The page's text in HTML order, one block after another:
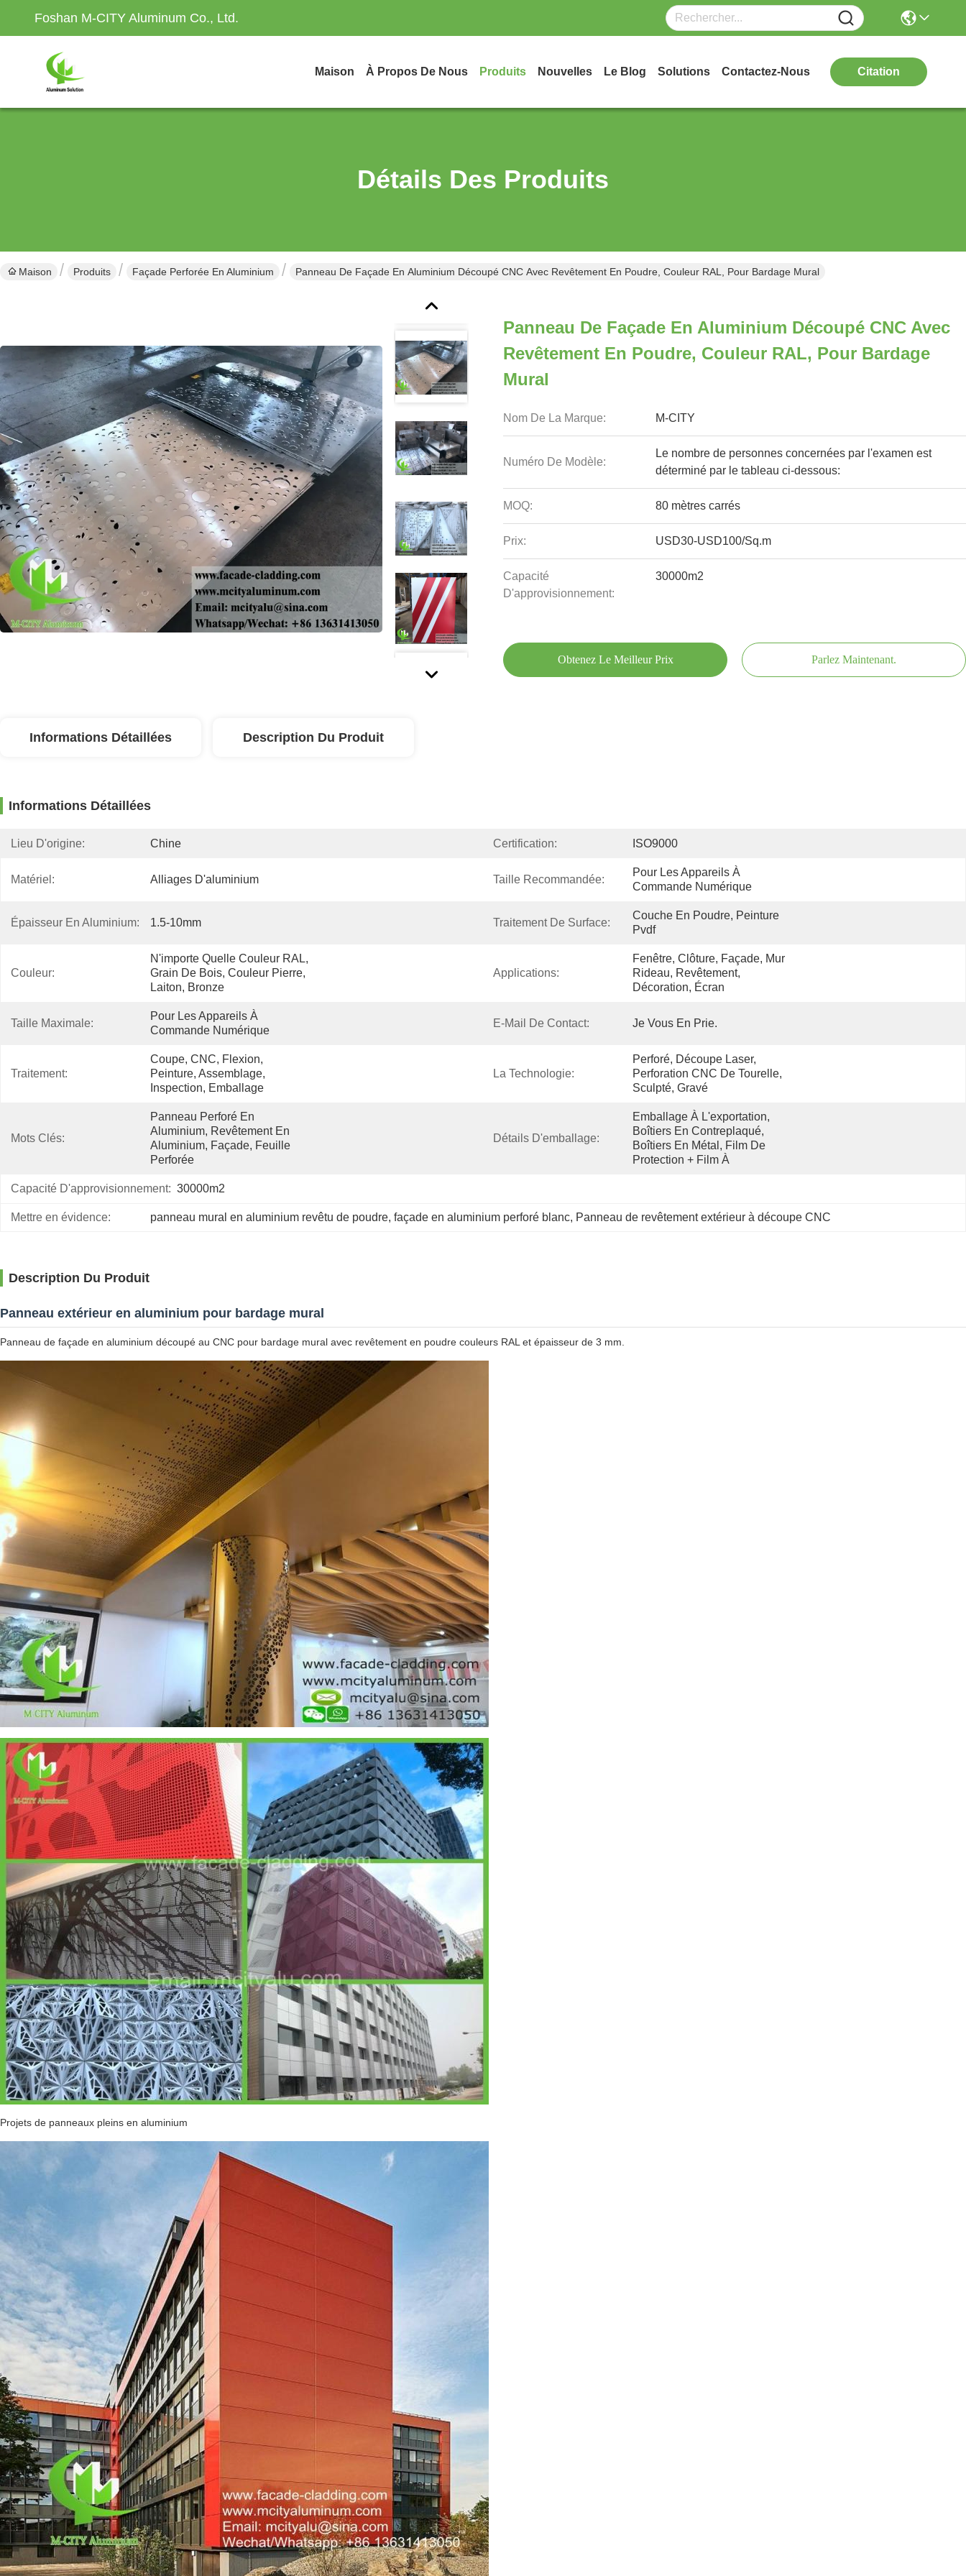
Foshan M-CITY Aluminum Co., Ltd.
Maison À Propos De Nous Produits Nouvelles Le Blog Solutions Contactez-Nous Citation
Détails Des Produits
Maison Produits Façade Perforée En Aluminium Panneau De Façade En Aluminium Découpé CNC Avec Revêtement En Poudre, Couleur RAL, Pour Bardage Mural
Panneau De Façade En Aluminium Découpé CNC Avec
Revêtement En Poudre, Couleur RAL, Pour Bardage
Mural
Nom De La Marque: M-CITY
Numéro De Modèle:
Le nombre de personnes concernées par l'examen est
déterminé par le tableau ci-dessous:
MOQ: 80 mètres carrés
Prix: USD30-USD100/Sq.m
Capacité
D'approvisionnement:
30000m2
Obtenez Le Meilleur Prix Parlez Maintenant.
Informations Détaillées Description Du Produit
Informations Détaillées
Lieu D'origine: Chine Certification: ISO9000
Matériel: Alliages D'aluminium Taille Recommandée:
Pour Les Appareils À
Commande Numérique
Épaisseur En Aluminium: 1.5-10mm Traitement De Surface:
Couche En Poudre, Peinture
Pvdf
Couleur:
N'importe Quelle Couleur RAL,
Grain De Bois, Couleur Pierre,
Laiton, Bronze
Applications:
Fenêtre, Clôture, Façade, Mur
Rideau, Revêtement,
Décoration, Écran
Taille Maximale:
Pour Les Appareils À
Commande Numérique
E-Mail De Contact: Je Vous En Prie.
Traitement:
Coupe, CNC, Flexion,
Peinture, Assemblage,
Inspection, Emballage
La Technologie:
Perforé, Découpe Laser,
Perforation CNC De Tourelle,
Sculpté, Gravé
Mots Clés:
Panneau Perforé En
Aluminium, Revêtement En
Aluminium, Façade, Feuille
Perforée
Détails D'emballage:
Emballage À L'exportation,
Boîtiers En Contreplaqué,
Boîtiers En Métal, Film De
Protection + Film À
Capacité D'approvisionnement: 30000m2
Mettre en évidence: panneau mural en aluminium revêtu de poudre, façade en aluminium perforé blanc, Panneau de revêtement extérieur à découpe CNC
Description Du Produit
Panneau extérieur en aluminium pour bardage mural
Panneau de façade en aluminium découpé au CNC pour bardage mural avec revêtement en poudre couleurs RAL et épaisseur de 3 mm.
Projets de panneaux pleins en aluminium